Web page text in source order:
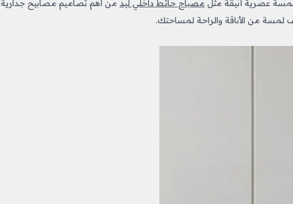
عصرية أنيقة مثل مصباح حائط داخلي ليد من أهم تصاميم مصابيح جدارية
من الأناقة والراحة لمساحتك.